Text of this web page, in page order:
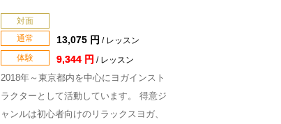
対面
通常
13,075 円 / レッスン
体験
9,344 円 / レッスン
2018年～東京都内を中心にヨガインスト
ラクターとして活動しています。 得意ジ
ャンルは初心者向けのリラックスヨガ、